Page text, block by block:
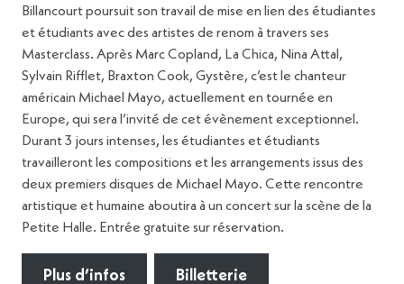
Billancourt poursuit son travail de mise en lien des étudiantes
et étudiants avec des artistes de renom à travers ses
Masterclass. Après Marc Copland, La Chica, Nina Attal,
Sylvain Rifflet, Braxton Cook, Gystère, c’est le chanteur
américain Michael Mayo, actuellement en tournée en
Europe, qui sera l’invité de cet évènement exceptionnel.
Durant 3 jours intenses, les étudiantes et étudiants
travailleront les compositions et les arrangements issus des
deux premiers disques de Michael Mayo. Cette rencontre
artistique et humaine aboutira à un concert sur la scène de la
Petite Halle. Entrée gratuite sur réservation.
Plus d’infos Billetterie